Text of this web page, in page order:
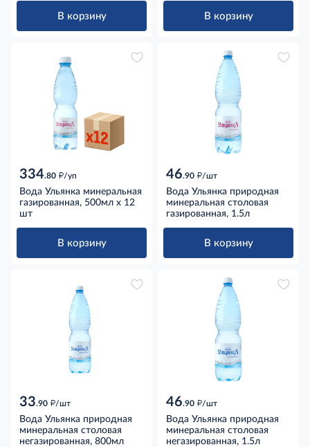
В корзину В корзину
334.80 д/уп
Вода Ульянка минеральная
газированная, 500мл x 12
шт
В корзину
46.90 д/шт
Вода Ульянка природная
минеральная столовая
газированная, 1.5л
В корзину
33.90 д/шт
Вода Ульянка природная
минеральная столовая
негазированная, 800мл
46.90 д/шт
Вода Ульянка природная
минеральная столовая
негазированная, 1.5л